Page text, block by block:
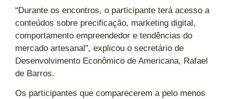
“Durante os encontros, o participante terá acesso a
conteúdos sobre precificação, marketing digital,
comportamento empreendedor e tendências do
mercado artesanal”, explicou o secretário de
Desenvolvimento Econômico de Americana, Rafael
de Barros.
Os participantes que comparecerem a pelo menos